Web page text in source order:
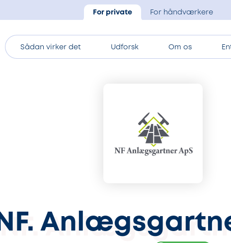
For private For håndværkere
Sådan virker det Udforsk Om os
NF.